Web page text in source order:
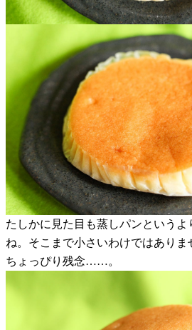
たしかに見た目も蒸しパンという
ね。そこまで小さいわけではあり
ちょっぴり残念……。